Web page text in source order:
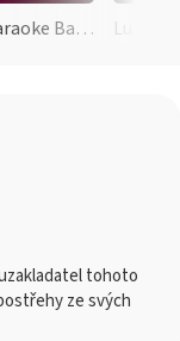
Touch Music Karaoke Barcelona Luz de
tohoto
ze svých